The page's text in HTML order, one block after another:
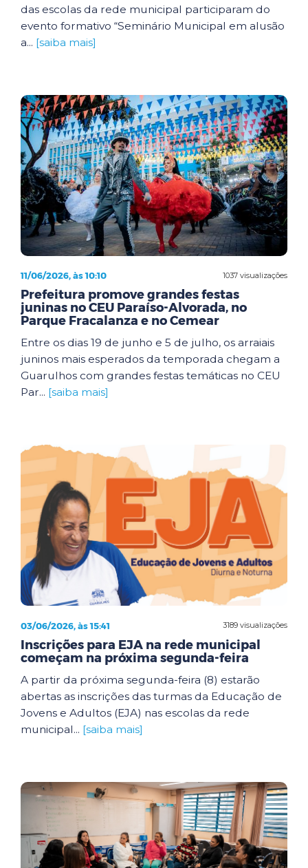
das escolas da rede municipal participaram do
evento formativo “Seminário Municipal em alusão
a... [saiba mais]
1037 visualizações
11/06/2026, às 10:10
Prefeitura promove grandes festas
juninas no CEU Paraíso-Alvorada, no
Parque Fracalanza e no Cemear
Entre os dias 19 de junho e 5 de julho, os arraiais
juninos mais esperados da temporada chegam a
Guarulhos com grandes festas temáticas no CEU
Par... [saiba mais]
3189 visualizações
03/06/2026, às 15:41
Inscrições para EJA na rede municipal
começam na próxima segunda-feira
A partir da próxima segunda-feira (8) estarão
abertas as inscrições das turmas da Educação de
Jovens e Adultos (EJA) nas escolas da rede
municipal... [saiba mais]